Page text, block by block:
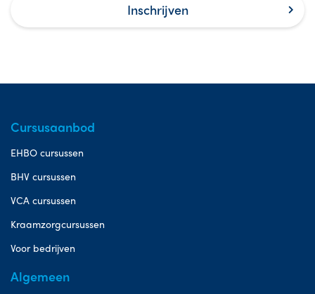
Inschrijven
Cursusaanbod
EHBO cursussen
BHV cursussen
VCA cursussen
Kraamzorgcursussen
Voor bedrijven
Algemeen